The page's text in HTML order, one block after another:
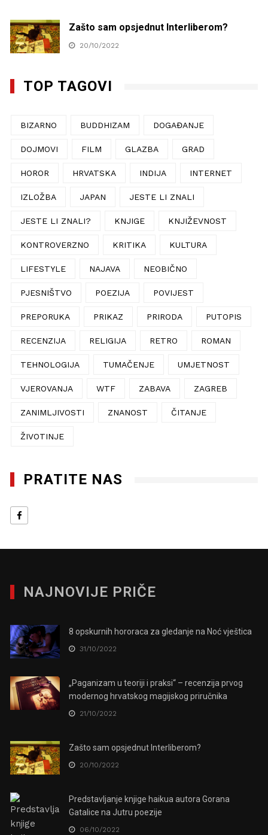
Zašto sam opsjednut Interliberom?
20/10/2022
TOP TAGOVI
BIZARNO BUDDHIZAM DOGAĐANJE
DOJMOVI FILM GLAZBA GRAD
HOROR HRVATSKA INDIJA INTERNET
IZLOŽBA JAPAN JESTE LI ZNALI
JESTE LI ZNALI? KNJIGE KNJIŽEVNOST
KONTROVERZNO KRITIKA KULTURA
LIFESTYLE NAJAVA NEOBIČNO
PJESNIŠTVO POEZIJA POVIJEST
PREPORUKA PRIKAZ PRIRODA PUTOPIS
RECENZIJA RELIGIJA RETRO ROMAN
TEHNOLOGIJA TUMAČENJE UMJETNOST
VJEROVANJA WTF ZABAVA ZAGREB
ZANIMLJIVOSTI ZNANOST ČITANJE
ŽIVOTINJE
PRATITE NAS
NAJNOVIJE PRIČE
8 opskurnih hororaca za gledanje na Noć vještica
31/10/2022
„Paganizam u teoriji i praksi“ – recenzija prvog
modernog hrvatskog magijskog priručnika
21/10/2022
Zašto sam opsjednut Interliberom?
20/10/2022
Predstavljanje knjige haikua autora Gorana
Gatalice na Jutru poezije
06/10/2022